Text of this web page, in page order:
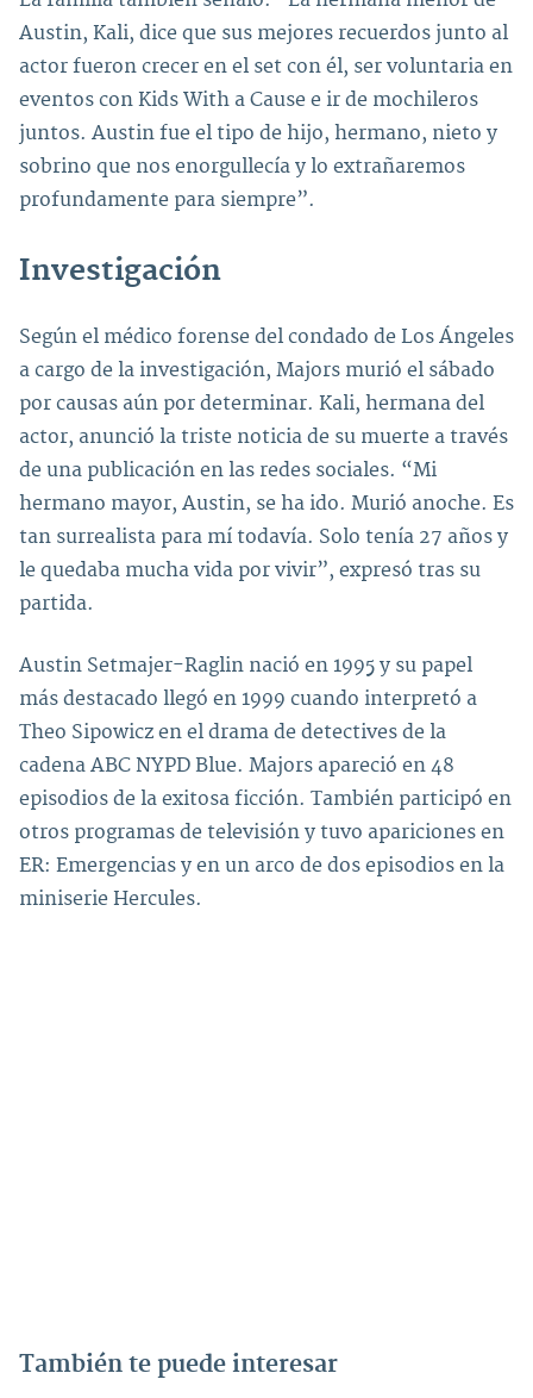
Austin, Kali, dice que sus mejores recuerdos junto al
actor fueron crecer en el set con él, ser voluntaria en
eventos con Kids With a Cause e ir de mochileros
juntos. Austin fue el tipo de hijo, hermano, nieto y
sobrino que nos enorgullecía y lo extrañaremos
profundamente para siempre”.
Investigación
Según el médico forense del condado de Los Ángeles
a cargo de la investigación, Majors murió el sábado
por causas aún por determinar. Kali, hermana del
actor, anunció la triste noticia de su muerte a través
de una publicación en las redes sociales. “Mi
hermano mayor, Austin, se ha ido. Murió anoche. Es
tan surrealista para mí todavía. Solo tenía 27 años y
le quedaba mucha vida por vivir”, expresó tras su
partida.
Austin Setmajer-Raglin nació en 1995 y su papel
más destacado llegó en 1999 cuando interpretó a
Theo Sipowicz en el drama de detectives de la
cadena ABC NYPD Blue. Majors apareció en 48
episodios de la exitosa ficción. También participó en
otros programas de televisión y tuvo apariciones en
ER: Emergencias y en un arco de dos episodios en la
miniserie Hercules.
También te puede interesar